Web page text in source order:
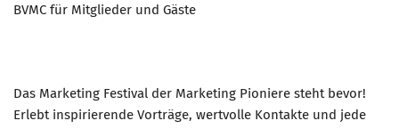
BVMC für Mitglieder und Gäste
Das Marketing Festival der Marketing Pioniere steht bevor!
Erlebt inspirierende Vorträge, wertvolle Kontakte und jede